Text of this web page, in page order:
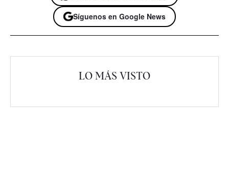
Síguenos en Google News
LO MÁS VISTO